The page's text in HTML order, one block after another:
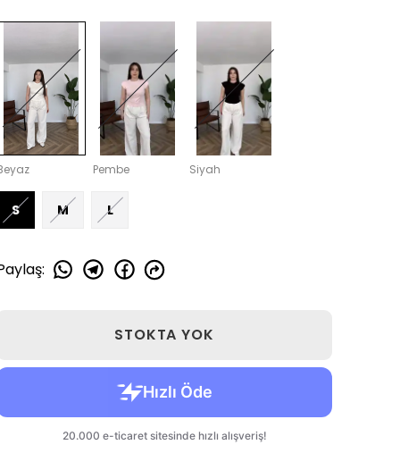
Pembe Siyah
S M L
:
STOKTA YOK